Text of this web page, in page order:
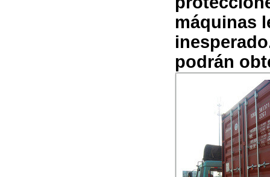
máquinas
podrán